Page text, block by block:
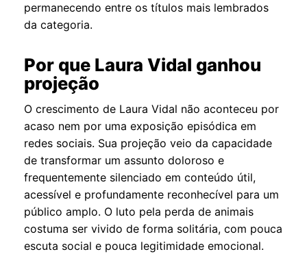
permanecendo entre os títulos mais lembrados
da categoria.
Por que Laura Vidal ganhou
projeção
O crescimento de Laura Vidal não aconteceu por
acaso nem por uma exposição episódica em
redes sociais. Sua projeção veio da capacidade
de transformar um assunto doloroso e
frequentemente silenciado em conteúdo útil,
acessível e profundamente reconhecível para um
público amplo. O luto pela perda de animais
costuma ser vivido de forma solitária, com pouca
escuta social e pouca legitimidade emocional.